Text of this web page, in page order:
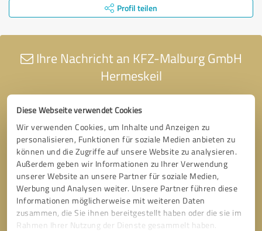
Diese Webseite verwendet Cookies
Wir verwenden Cookies, um Inhalte und Anzeigen zu
personalisieren, Funktionen für soziale Medien anbieten zu
können und die Zugriffe auf unsere Website zu analysieren.
Außerdem geben wir Informationen zu Ihrer Verwendung
unserer Website an unsere Partner für soziale Medien,
Werbung und Analysen weiter. Unsere Partner führen diese
Informationen möglicherweise mit weiteren Daten
zusammen, die Sie ihnen bereitgestellt haben oder die sie im
Rahmen Ihrer Nutzung der Dienste gesammelt haben.
Profil teilen
Ihre Nachricht an KFZ-Malburg GmbH
Hermeskeil